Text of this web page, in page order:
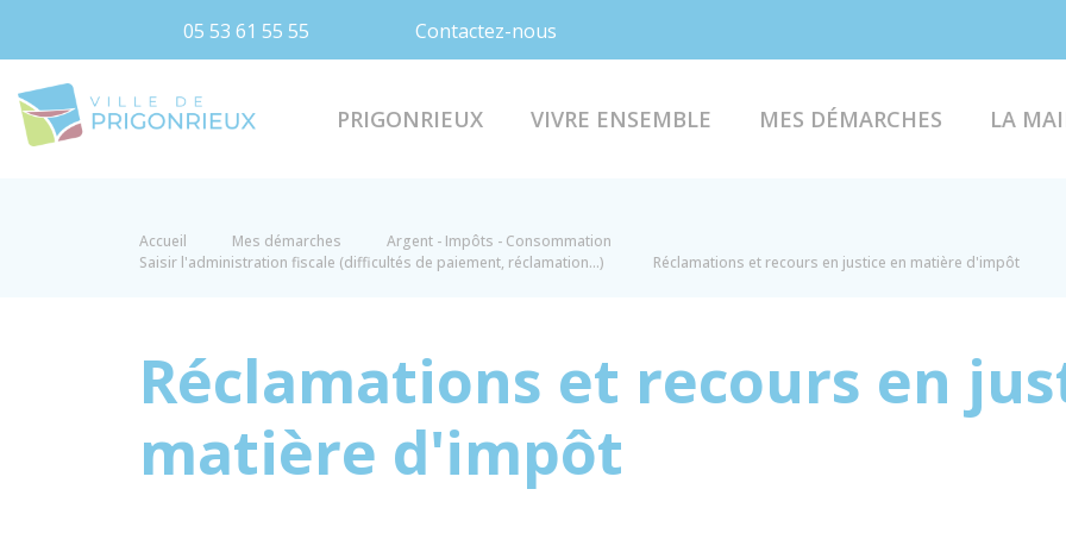
05 53 61 55 55 Contactez-nous
PRIGONRIEUX VIVRE ENSEMBLE MES DÉMARCHES LA
Accueil Mes démarches
Argent - Impôts - Consommation
Saisir l'administration fiscale (difficultés de paiement, réclamation...)
Réclamations et recours en justice en matière d'impôt
Réclamations et recours en
matière d'impôt